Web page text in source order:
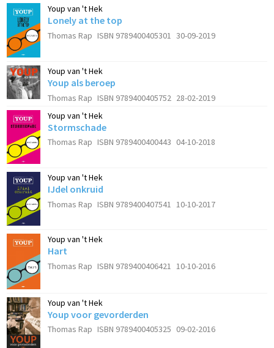
Youp van 't Hek
Lonely at the top
Thomas Rap ISBN 9789400405301 30-09-2019
Youp van 't Hek
Youp als beroep
Thomas Rap ISBN 9789400405752 28-02-2019
Youp van 't Hek
Stormschade
Thomas Rap ISBN 9789400400443 04-10-2018
Youp van 't Hek
IJdel onkruid
Thomas Rap ISBN 9789400407541 10-10-2017
Youp van 't Hek
Hart
Thomas Rap ISBN 9789400406421 10-10-2016
Youp van 't Hek
Youp voor gevorderden
Thomas Rap ISBN 9789400405325 09-02-2016